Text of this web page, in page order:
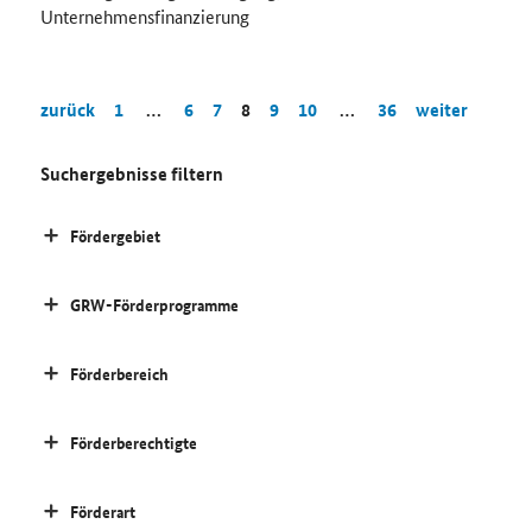
Unternehmensfinanzierung
zurück 1 … 6 7 8 9 10 … 36 weiter
Suchergebnisse filtern
Fördergebiet
GRW-Förderprogramme
Förderbereich
Förderberechtigte
Förderart